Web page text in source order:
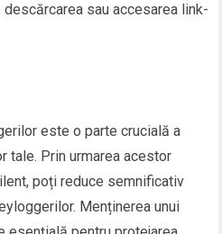
sau accesarea link-
este o parte crucială a
tale. Prin urmarea acestor
poți reduce semnificativ
Menținerea unui